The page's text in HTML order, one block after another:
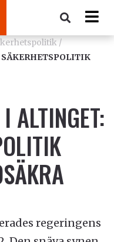
/
ALTINGET:
regeringens